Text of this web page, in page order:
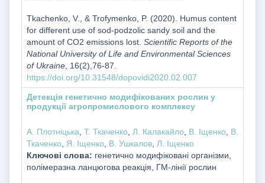
Tkachenko, V., & Trofymenko, P. (2020). Humus content
for different use of sod-podzolic sandy soil and the
amount of CO2 emissions lost. Scientific Reports of the
National University of Life and Environmental Sciences
of Ukraine, 16(2),76-87.
https://doi.org/10.31548/dopovidi2020.02.007
Детекція генетично модифікованих рослин у
продукції агропромислового комплексу
А. Плотніцька Т. Ткаченко, Л. Калакайло, В. Іщенко, В.
Ткаченко, Я. Іщенко, В. Ушкалов, Л. Іщенко
Ключові слова: генетично модифіковані організми,
полімеразна ланцюгова реакція, ГМ-лінії рослин